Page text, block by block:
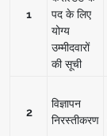
1
पद के लिए
योग्य
उम्मीदवारों
की सूची
2
विज्ञापन
निरस्तीकरण